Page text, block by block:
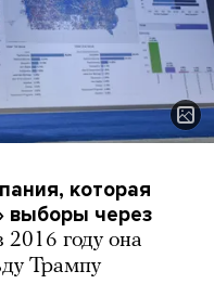
которая
выборы через
2016 году она
Трампу